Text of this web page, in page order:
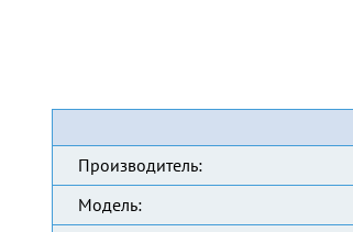
Производитель:
Модель: